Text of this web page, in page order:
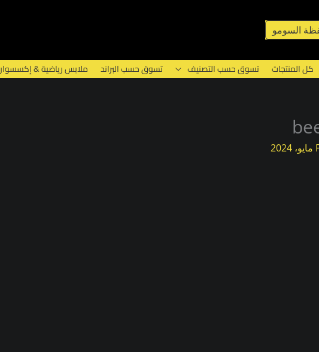
السومو
كل المنتجات تسوق حسب التصنيف تسوق حسب البراند ملابس رياضية & إكسسوار